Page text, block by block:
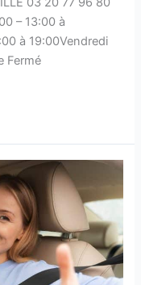
– 13:00 à
à 19:00Vendredi
Fermé